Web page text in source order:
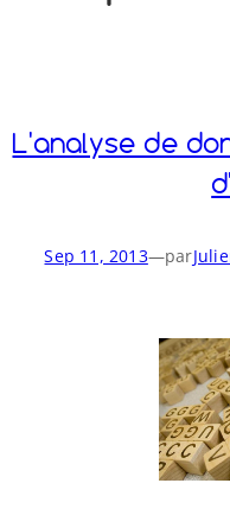
L'analyse de
Sep 11, 2013—par